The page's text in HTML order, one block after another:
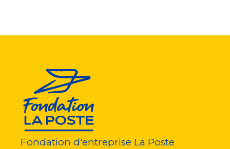
Fondation d'entreprise La Poste